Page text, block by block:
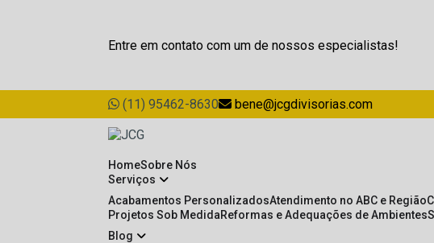
Entre em contato com um de nossos especialistas!
(11) 95462-8630 bene@jcgdivisorias.com
Home Sobre Nós
Serviços
Acabamentos Personalizados Atendimento no ABC e Região
Projetos Sob Medida
Reformas e Adequações de Ambientes
Blog